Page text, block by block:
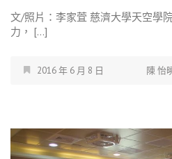
文/照片：李家萓 慈濟大學天空學
力， […]
2016 年 6 月 8 日 陳 怡